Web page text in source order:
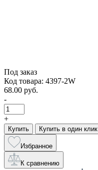
Под заказ
Код товара: 4397-2W
68.00 руб.
-
+
Купить Купить в один клик
Избранное
К сравнению